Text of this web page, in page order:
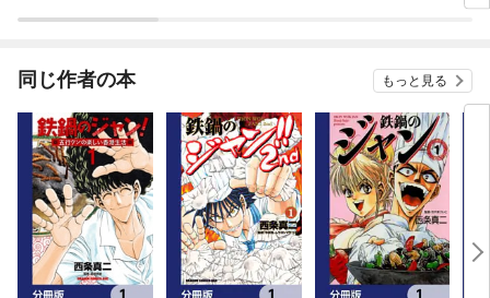
同じ作者の本 もっと見る